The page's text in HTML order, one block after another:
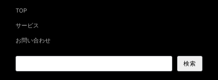
TOP
サービス
お問い合わせ
検索